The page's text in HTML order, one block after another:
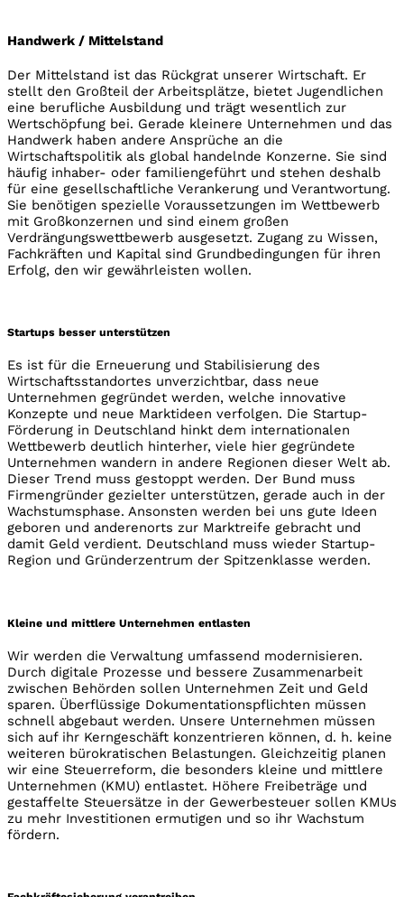
Handwerk / Mittelstand
Der Mittelstand ist das Rückgrat unserer Wirtschaft. Er
stellt den Großteil der Arbeitsplätze, bietet Jugendlichen
eine berufliche Ausbildung und trägt wesentlich zur
Wertschöpfung bei. Gerade kleinere Unternehmen und das
Handwerk haben andere Ansprüche an die
Wirtschaftspolitik als global handelnde Konzerne. Sie sind
häufig inhaber- oder familiengeführt und stehen deshalb
für eine gesellschaftliche Verankerung und Verantwortung.
Sie benötigen spezielle Voraussetzungen im Wettbewerb
mit Großkonzernen und sind einem großen
Verdrängungswettbewerb ausgesetzt. Zugang zu Wissen,
Fachkräften und Kapital sind Grundbedingungen für ihren
Erfolg, den wir gewährleisten wollen.
Startups besser unterstützen
Es ist für die Erneuerung und Stabilisierung des
Wirtschaftsstandortes unverzichtbar, dass neue
Unternehmen gegründet werden, welche innovative
Konzepte und neue Marktideen verfolgen. Die Startup-
Förderung in Deutschland hinkt dem internationalen
Wettbewerb deutlich hinterher, viele hier gegründete
Unternehmen wandern in andere Regionen dieser Welt ab.
Dieser Trend muss gestoppt werden. Der Bund muss
Firmengründer gezielter unterstützen, gerade auch in der
Wachstumsphase. Ansonsten werden bei uns gute Ideen
geboren und anderenorts zur Marktreife gebracht und
damit Geld verdient. Deutschland muss wieder Startup-
Region und Gründerzentrum der Spitzenklasse werden.
Kleine und mittlere Unternehmen entlasten
Wir werden die Verwaltung umfassend modernisieren.
Durch digitale Prozesse und bessere Zusammenarbeit
zwischen Behörden sollen Unternehmen Zeit und Geld
sparen. Überflüssige Dokumentationspflichten müssen
schnell abgebaut werden. Unsere Unternehmen müssen
sich auf ihr Kerngeschäft konzentrieren können, d. h. keine
weiteren bürokratischen Belastungen. Gleichzeitig planen
wir eine Steuerreform, die besonders kleine und mittlere
Unternehmen (KMU) entlastet. Höhere Freibeträge und
gestaffelte Steuersätze in der Gewerbesteuer sollen KMUs
zu mehr Investitionen ermutigen und so ihr Wachstum
fördern.